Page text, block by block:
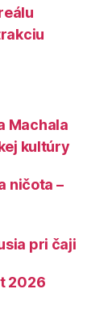
Machala
kultúry
ničota –
pri čaji
2026